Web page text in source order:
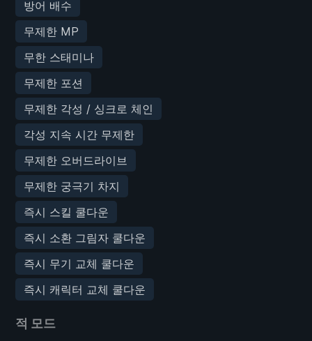
방어 배수
무제한 MP
무한 스태미나
무제한 포션
무제한 각성 / 싱크로 체인
각성 지속 시간 무제한
무제한 오버드라이브
무제한 궁극기 차지
즉시 스킬 쿨다운
즉시 소환 그림자 쿨다운
즉시 무기 교체 쿨다운
즉시 캐릭터 교체 쿨다운
적 모드